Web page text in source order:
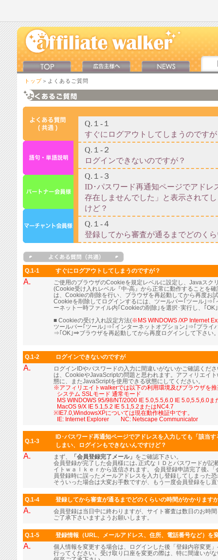
トップ ＞よくあるご質問
Q.1-1 すぐにログアウトしてしまうのですが？
A.
ご使用のブラウザのCookieを規定レベルに設定し、Javaスク
(Cookie受け入れレベル『中-高』から正常に動作することを
は、Cookieの削除を行い、ブラウザを再起動してから再度お
Cookieを削除してログインするには、ツールバー｢ツール｣⇒
ーネット一時ファイル内｢Cookieの削除｣を選択･実行し、｢
■ Cookieの受け入れ設定方法(※MS WINDOWS /XP Internet
ツールバー｢ツール｣⇒｢インターネットオプション｣⇒｢プライ
⇒｢OK｣⇒ブラウザを再起動してから再度ログインして下さい
Q.1-2 ログインできないのですが
A.
ログインIDやパスワードの入力に間違いがないかご確認くだ
は、CookieやJavaScriptの問題と思われます。アフィリエイ
態に、またJavaScriptを使用できる状態にしてください。
※アフィリエイトwalkerでは以下の利用環境及びブラウザを
システム SSLモード 通常モード
MS WINDOWS 95/98/NT/2000 IE 5.0,5.5,6.0 IE 5.0,5.5,6.0ま
MacOS 9/X IE 5.1,5.2 IE 5.1,5.2またはNC4.7
※IE7.0,WindowsXPについては現在動作検証中です。
IE: Internet Explorer NC: Netscape Communicator
Q.1-3
ID･パスワード再通知ページでアドレスを入力しても「該当
しまい、ログインもできないんですけど？
A. まず、 「会員登録完了メール」 をご確認下さい。
会員登録が完了した会員様には､正式なＩＤとパスワードが
イトｗａｌｋｅｒから送信されます。 会員登録申請完了後､
員登録時に誤ったメールアドレスを入力し登録してしまった
そういった場合は大変お手数ですが、もう一度会員登録をし
Q.1-4 登録してから審査が通るまでどのくらいの時間がかかります
A.
会員登録は当日中に終わりますが、サイト審査は数日のお時
ご了承下さいますようお願いします。
Q.1-5 登録情報（URL、メールアドレス、住所、電話番号など）を
A.
個人情報を変更する場合は、ログインした後「登録内容変更
行ってください。受け取り口座を変更の際は、特に間違いが